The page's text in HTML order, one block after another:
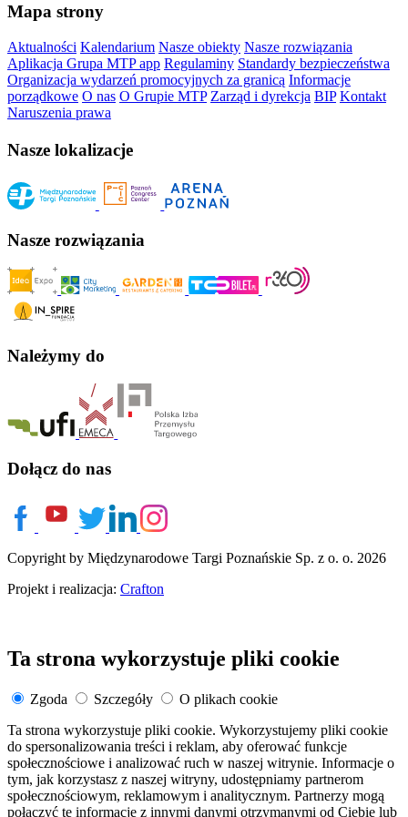
Mapa strony
Aktualności Kalendarium Nasze obiekty Nasze rozwiązania
Aplikacja Grupa MTP app Regulaminy Standardy bezpieczeństwa
Organizacja wydarzeń promocyjnych za granicą Informacje
porządkowe O nas O Grupie MTP Zarząd i dyrekcja BIP Kontakt
Naruszenia prawa
Nasze lokalizacje
Nasze rozwiązania
Należymy do
Dołącz do nas
Copyright by Międzynarodowe Targi Poznańskie Sp. z o. o. 2026
Projekt i realizacja: Crafton
Ta strona wykorzystuje pliki cookie
Zgoda Szczegóły
O plikach cookie
Ta strona wykorzystuje pliki cookie. Wykorzystujemy pliki cookie
do spersonalizowania treści i reklam, aby oferować funkcje
społecznościowe i analizować ruch w naszej witrynie. Informacje o
tym, jak korzystasz z naszej witryny, udostępniamy partnerom
społecznościowym, reklamowym i analitycznym. Partnerzy mogą
połączyć te informacje z innymi danymi otrzymanymi od Ciebie lub